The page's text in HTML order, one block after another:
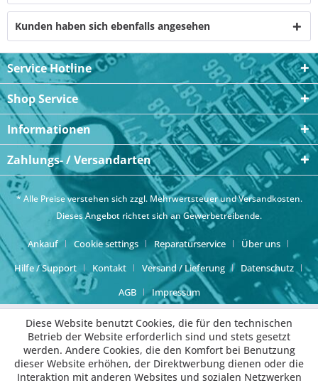
Kunden haben sich ebenfalls angesehen
Service Hotline
Shop Service
Informationen
Zahlungs- / Versandarten
* Alle Preise verstehen sich zzgl. Mehrwertsteuer undVersandkosten.
Dieses Angebot richtet sich an Gewerbetreibende.
Ankauf Cookie settings Reparaturservice
Über uns
Hilfe / Support
Kontakt Versand / Lieferung
Datenschutz
AGB
Impressum
Diese Website benutzt Cookies, die für den technischen
Betrieb der Website erforderlich sind und stets gesetzt
werden. Andere Cookies, die den Komfort bei Benutzung
dieser Website erhöhen, der Direktwerbung dienen oder die
Interaktion mit anderen Websites und sozialen Netzwerken